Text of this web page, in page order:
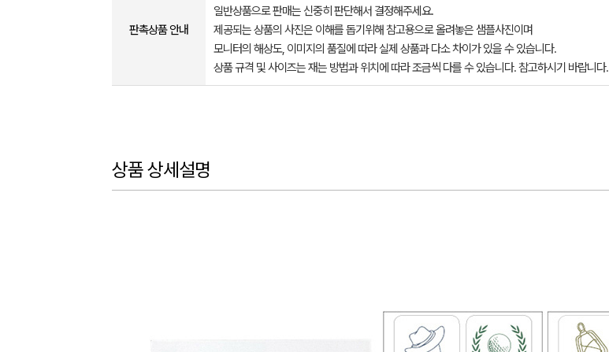
판촉상품 안내
일반상품으로 판매는 신중히 판단해서 결정해주세요.
제공되는 상품의 사진은 이해를 돕기위해 참고용으로 올려놓은 샘플사진이며
모니터의 해상도, 이미지의 품질에 따라 실제 상품과 다소 차이가 있을 수 있습니다.
상품 규격 및 사이즈는 재는 방법과 위치에 따라 조금씩 다를 수 있습니다. 참고하시기 바랍니다.
상품 상세설명